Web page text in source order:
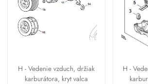
Odporúčané
príslušenstvo a
kompatibilné
Filter vzduchový MS 462 a 400.1
H - Vedenie vzduch, držiak
karburátora, kryt valca
H -